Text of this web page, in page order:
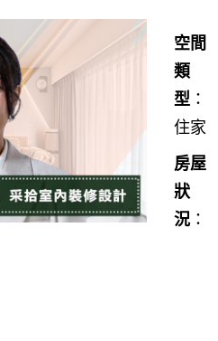
空間
類
型 ：
住家
房屋
狀
況 ：